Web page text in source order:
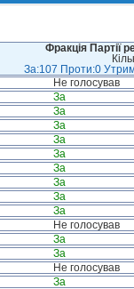
Фракція Партії
За:107 Проти:0
Не голосував
За
За
За
За
За
За
За
За
За
Не голосував
За
За
Не голосував
За